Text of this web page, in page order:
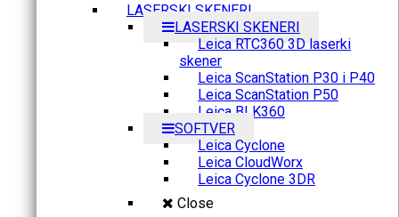
LASERSKI SKENERI
LASERSKI SKENERI
Leica RTC360 3D laserki
skener
Leica ScanStation P30 i P40
Leica ScanStation P50
Leica BLK360
SOFTVER
Leica Cyclone
Leica CloudWorx
Leica Cyclone 3DR
Close